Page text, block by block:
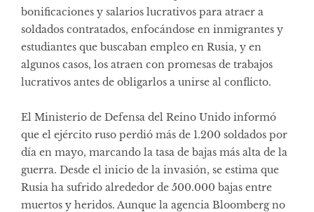
bonificaciones y salarios lucrativos para atraer a
soldados contratados, enfocándose en inmigrantes y
estudiantes que buscaban empleo en Rusia, y en
algunos casos, los atraen con promesas de trabajos
lucrativos antes de obligarlos a unirse al conflicto.
El Ministerio de Defensa del Reino Unido informó
que el ejército ruso perdió más de 1.200 soldados por
día en mayo, marcando la tasa de bajas más alta de la
guerra. Desde el inicio de la invasión, se estima que
Rusia ha sufrido alrededor de 500.000 bajas entre
muertos y heridos. Aunque la agencia Bloomberg no